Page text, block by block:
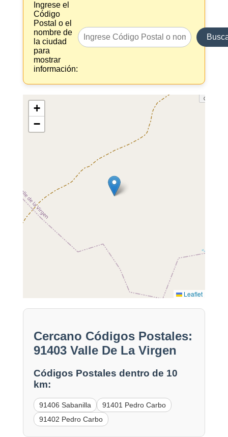
Ingrese el
Código
Postal o el
nombre de
la ciudad
para
mostrar
información:
+
−
Leaflet
Cercano Códigos Postales:
91403 Valle De La Virgen
Códigos Postales dentro de 10
km:
91406 Sabanilla
91401 Pedro Carbo
91402 Pedro Carbo